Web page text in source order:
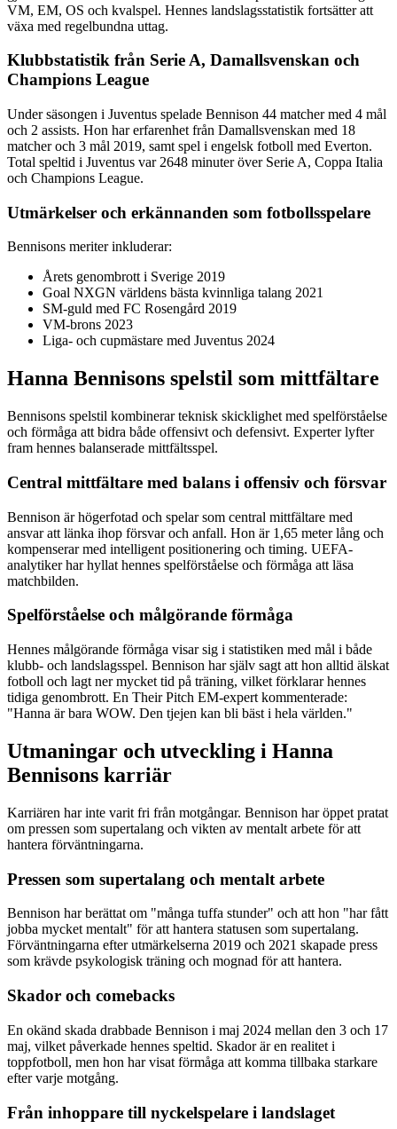
VM, EM, OS och kvalspel. Hennes landslagsstatistik fortsätter att
växa med regelbundna uttag.
Klubbstatistik från Serie A, Damallsvenskan och
Champions League
Under säsongen i Juventus spelade Bennison 44 matcher med 4 mål
och 2 assists. Hon har erfarenhet från Damallsvenskan med 18
matcher och 3 mål 2019, samt spel i engelsk fotboll med Everton.
Total speltid i Juventus var 2648 minuter över Serie A, Coppa Italia
och Champions League.
Utmärkelser och erkännanden som fotbollsspelare
Bennisons meriter inkluderar:
Årets genombrott i Sverige 2019
Goal NXGN världens bästa kvinnliga talang 2021
SM-guld med FC Rosengård 2019
VM-brons 2023
Liga- och cupmästare med Juventus 2024
Hanna Bennisons spelstil som mittfältare
Bennisons spelstil kombinerar teknisk skicklighet med spelförståelse
och förmåga att bidra både offensivt och defensivt. Experter lyfter
fram hennes balanserade mittfältsspel.
Central mittfältare med balans i offensiv och försvar
Bennison är högerfotad och spelar som central mittfältare med
ansvar att länka ihop försvar och anfall. Hon är 1,65 meter lång och
kompenserar med intelligent positionering och timing. UEFA-
analytiker har hyllat hennes spelförståelse och förmåga att läsa
matchbilden.
Spelförståelse och målgörande förmåga
Hennes målgörande förmåga visar sig i statistiken med mål i både
klubb- och landslagsspel. Bennison har själv sagt att hon alltid älskat
fotboll och lagt ner mycket tid på träning, vilket förklarar hennes
tidiga genombrott. En Their Pitch EM-expert kommenterade:
"Hanna är bara WOW. Den tjejen kan bli bäst i hela världen."
Utmaningar och utveckling i Hanna
Bennisons karriär
Karriären har inte varit fri från motgångar. Bennison har öppet pratat
om pressen som supertalang och vikten av mentalt arbete för att
hantera förväntningarna.
Pressen som supertalang och mentalt arbete
Bennison har berättat om "många tuffa stunder" och att hon "har fått
jobba mycket mentalt" för att hantera statusen som supertalang.
Förväntningarna efter utmärkelserna 2019 och 2021 skapade press
som krävde psykologisk träning och mognad för att hantera.
Skador och comebacks
En okänd skada drabbade Bennison i maj 2024 mellan den 3 och 17
maj, vilket påverkade hennes speltid. Skador är en realitet i
toppfotboll, men hon har visat förmåga att komma tillbaka starkare
efter varje motgång.
Från inhoppare till nyckelspelare i landslaget